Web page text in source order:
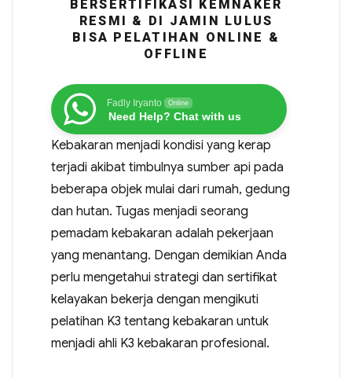
BERSERTIFIKASI KEMNAKER
RESMI & DI JAMIN LULUS
BISA PELATIHAN ONLINE &
OFFLINE
Fadly Iryanto Online
Need Help? Chat with us
Kebakaran menjadi kondisi yang kerap
terjadi akibat timbulnya sumber api pada
beberapa objek mulai dari rumah, gedung
dan hutan. Tugas menjadi seorang
pemadam kebakaran adalah pekerjaan
yang menantang. Dengan demikian Anda
perlu mengetahui strategi dan sertifikat
kelayakan bekerja dengan mengikuti
pelatihan K3 tentang kebakaran untuk
menjadi ahli K3 kebakaran profesional.